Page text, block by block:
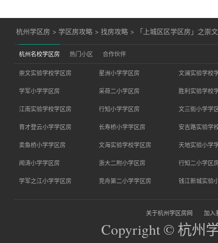
杭州学区房 > 学区房攻略 >找房攻略 > 「上城区区学区房」之崇
杭州名校学区房 热门小区 合作伙伴
崇文实验学校学区房 星洲小学学区房 文澜实验学校
学军小学学区房 采荷二小学区房 胜利实验学校
江南实验学校学区房 行知小学学区房 文三街小学学
育才登云小学学区房 长寿桥小学学区房 安吉路实验学
卖鱼桥小学学区房 文海实验学校学区房 天地实验小学
闻涛小学学区房 浙大二附小学区房 行知二小学区
学军之江小学学区房 竞舟第二小学学区房 钱江新城实验
关于杭州学区房网 加入
Copyright © 杭州